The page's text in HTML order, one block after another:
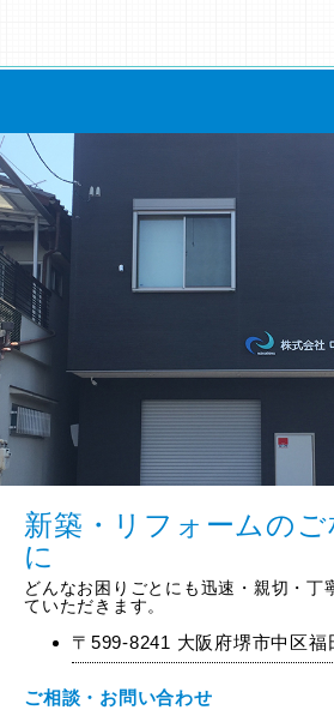
新築・リフォームの
に
どんなお困りごとにも迅速・親切・丁
ていただきます。
〒599-8241 大阪府堺市中区福
ご相談・お問い合わせ